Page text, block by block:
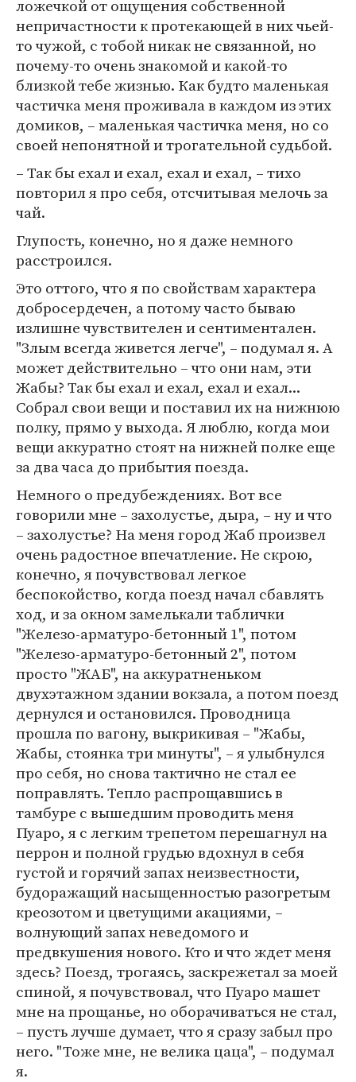
ложечкой от ощущения собственной
непричастности к протекающей в них чьей-
то чужой, с тобой никак не связанной, но
почему-то очень знакомой и какой-то
близкой тебе жизнью. Как будто маленькая
частичка меня проживала в каждом из этих
домиков, – маленькая частичка меня, но со
своей непонятной и трогательной судьбой.
– Так бы ехал и ехал, ехал и ехал, – тихо
повторил я про себя, отсчитывая мелочь за
чай.
Глупость, конечно, но я даже немного
расстроился.
Это оттого, что я по свойствам характера
добросердечен, а потому часто бываю
излишне чувствителен и сентиментален.
"Злым всегда живется легче", – подумал я. А
может действительно – что они нам, эти
Жабы? Так бы ехал и ехал, ехал и ехал...
Собрал свои вещи и поставил их на нижнюю
полку, прямо у выхода. Я люблю, когда мои
вещи аккуратно стоят на нижней полке еще
за два часа до прибытия поезда.
Немного о предубеждениях. Вот все
говорили мне – захолустье, дыра, – ну и что
– захолустье? На меня город Жаб произвел
очень радостное впечатление. Не скрою,
конечно, я почувствовал легкое
беспокойство, когда поезд начал сбавлять
ход, и за окном замелькали таблички
"Железо-арматуро-бетонный 1", потом
"Железо-арматуро-бетонный 2", потом
просто "ЖАБ", на аккуратненьком
двухэтажном здании вокзала, а потом поезд
дернулся и остановился. Проводница
прошла по вагону, выкрикивая – "Жабы,
Жабы, стоянка три минуты", – я улыбнулся
про себя, но снова тактично не стал ее
поправлять. Тепло распрощавшись в
тамбуре с вышедшим проводить меня
Пуаро, я с легким трепетом перешагнул на
перрон и полной грудью вдохнул в себя
густой и горячий запах неизвестности,
будоражащий насыщенностью разогретым
креозотом и цветущими акациями, –
волнующий запах неведомого и
предвкушения нового. Кто и что ждет меня
здесь? Поезд, трогаясь, заскрежетал за моей
спиной, я почувствовал, что Пуаро машет
мне на прощанье, но оборачиваться не стал,
– пусть лучше думает, что я сразу забыл про
него. "Тоже мне, не велика цаца", – подумал
я.